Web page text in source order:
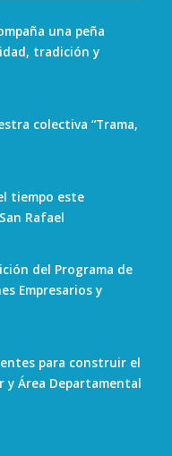
una peña
tradición y
colectiva “Trama,
tiempo este
Rafael
del Programa de
Empresarios y
para construir el
y Área Departamental